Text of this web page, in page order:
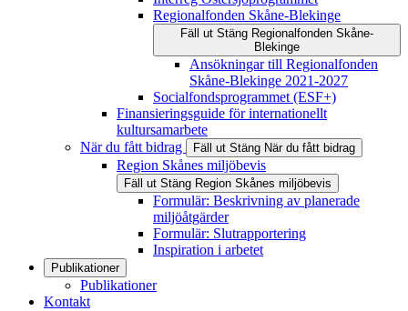
Regionalfonden Skåne-Blekinge
Fäll ut Stäng Regionalfonden Skåne-
Blekinge
Ansökningar till Regionalfonden
Skåne-Blekinge 2021-2027
Socialfondsprogrammet (ESF+)
Finansieringsguide för internationellt
kultursamarbete
När du fått bidrag
Fäll ut Stäng När du fått bidrag
Region Skånes miljöbevis
Fäll ut Stäng Region Skånes miljöbevis
Formulär: Beskrivning av planerade
miljöåtgärder
Formulär: Slutrapportering
Inspiration i arbetet
Publikationer
Publikationer
Kontakt